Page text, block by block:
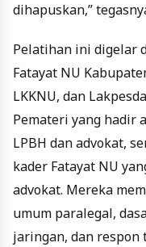
dihapuskan,”
Pelatihan ini digelar
Fatayat NU
LKKNU, dan
Pemateri yang hadir
LPBH dan advokat,
kader Fatayat NU
advokat. Mereka
umum paralegal,
jaringan, dan respon